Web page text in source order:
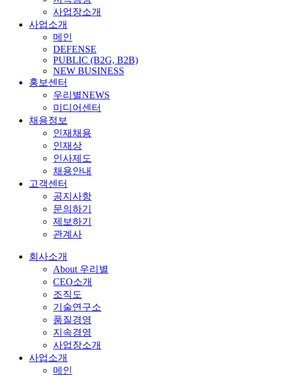
사업장소개
사업소개
메인
DEFENSE
PUBLIC (B2G, B2B)
NEW BUSINESS
홍보센터
우리별NEWS
미디어센터
채용정보
인재채용
인재상
인사제도
채용안내
고객센터
공지사항
문의하기
제보하기
관계사
회사소개
About 우리별
CEO소개
조직도
기술연구소
품질경영
지속경영
사업장소개
사업소개
메인